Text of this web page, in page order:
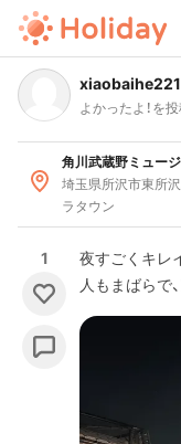
よかったよ！を
角川武蔵野ミュー
埼玉県所沢市東所
ラタウン
1
夜すごくキレ
人もまばらで